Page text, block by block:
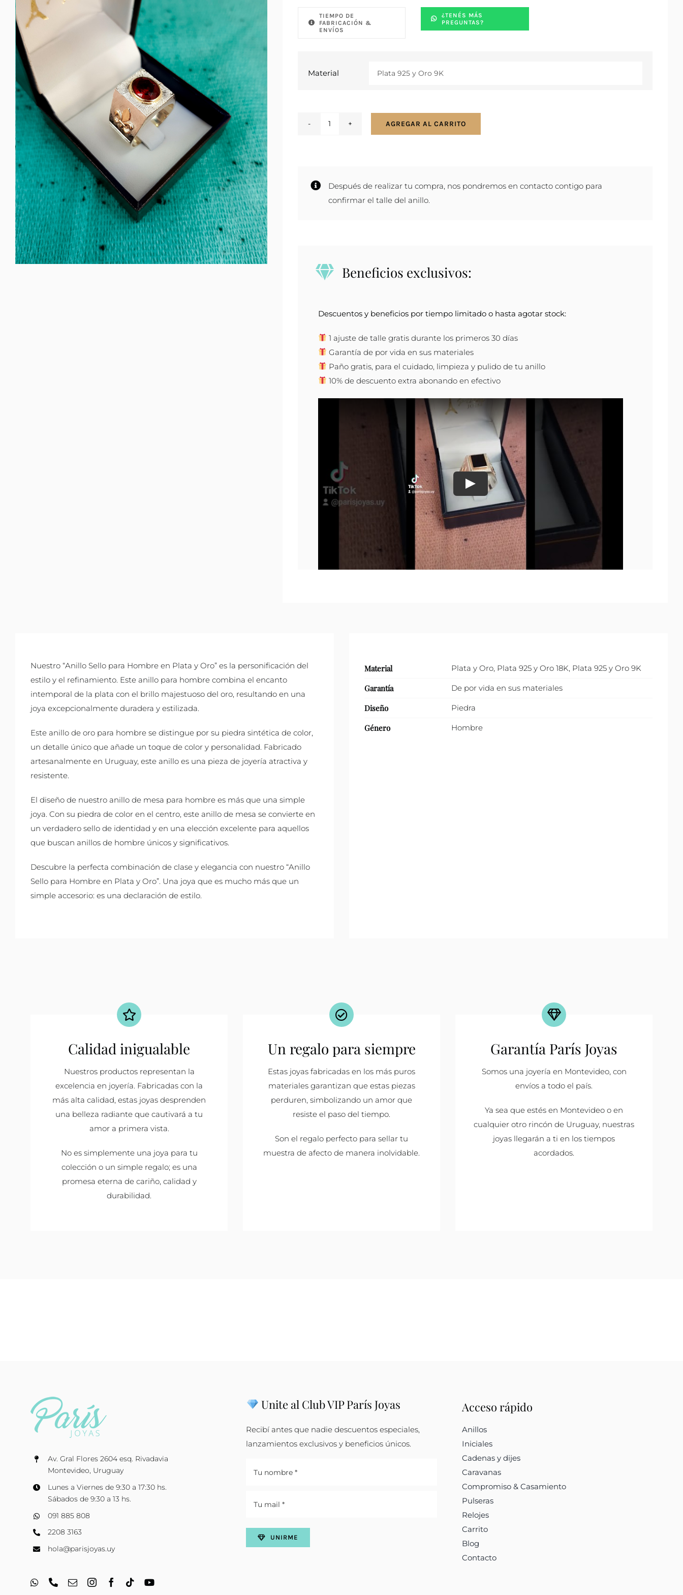
TIEMPO DE
FABRICACIÓN &
ENVÍOS
¿TENÉS MÁS
PREGUNTAS?
Material
en
plata
cantidad
AGREGAR AL CARRITO
Después de realizar tu compra, nos pondremos en contacto contigo para
confirmar el talle del anillo.
Beneficios exclusivos:
Descuentos y beneficios por tiempo limitado o hasta agotar stock:
1 ajuste de talle gratis durante los primeros 30 días
Garantía de por vida en sus materiales
Paño gratis, para el cuidado, limpieza y pulido de tu anillo
10% de descuento extra abonando en efectivo
Nuestro “Anillo Sello para Hombre en Plata y Oro” es la personificación del
estilo y el refinamiento. Este anillo para hombre combina el encanto
intemporal de la plata con el brillo majestuoso del oro, resultando en una
joya excepcionalmente duradera y estilizada.
Este anillo de oro para hombre se distingue por su piedra sintética de color,
un detalle único que añade un toque de color y personalidad. Fabricado
artesanalmente en Uruguay, este anillo es una pieza de joyería atractiva y
resistente.
El diseño de nuestro anillo de mesa para hombre es más que una simple
joya. Con su piedra de color en el centro, este anillo de mesa se convierte en
un verdadero sello de identidad y en una elección excelente para aquellos
que buscan anillos de hombre únicos y significativos.
Descubre la perfecta combinación de clase y elegancia con nuestro “Anillo
Sello para Hombre en Plata y Oro”. Una joya que es mucho más que un
simple accesorio: es una declaración de estilo.
Material Plata y Oro, Plata 925 y Oro 18K, Plata 925 y Oro 9K
Garantía De por vida en sus materiales
Diseño Piedra
Género Hombre
Calidad inigualable
Nuestros productos representan la
excelencia en joyería. Fabricadas con la
más alta calidad, estas joyas desprenden
una belleza radiante que cautivará a tu
amor a primera vista.
No es simplemente una joya para tu
colección o un simple regalo; es una
promesa eterna de cariño, calidad y
durabilidad.
Un regalo para siempre
Estas joyas fabricadas en los más puros
materiales garantizan que estas piezas
perduren, simbolizando un amor que
resiste el paso del tiempo.
Son el regalo perfecto para sellar tu
muestra de afecto de manera inolvidable.
Garantía París Joyas
Somos una joyería en Montevideo, con
envíos a todo el país.
Ya sea que estés en Montevideo o en
cualquier otro rincón de Uruguay, nuestras
joyas llegarán a ti en los tiempos
acordados.
Av. Gral Flores 2604 esq. Rivadavia
Montevideo, Uruguay
Lunes a Viernes de 9:30 a 17:30 hs.
Sábados de 9:30 a 13 hs.
091 885 808
2208 3163
hola@parisjoyas.uy
Unite al Club VIP París Joyas
Recibí antes que nadie descuentos especiales,
lanzamientos exclusivos y beneficios únicos.
UNIRME
Acceso rápido
Anillos
Iniciales
Cadenas y dijes
Caravanas
Compromiso & Casamiento
Pulseras
Relojes
Carrito
Blog
Contacto